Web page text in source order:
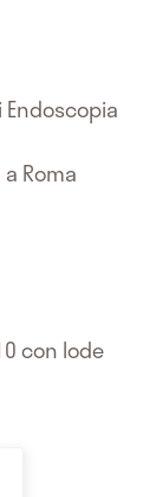
Roma
con lode